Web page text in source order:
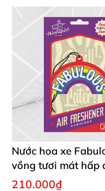
Nước hoa xe
vồng tươi mát hấp
210.000₫